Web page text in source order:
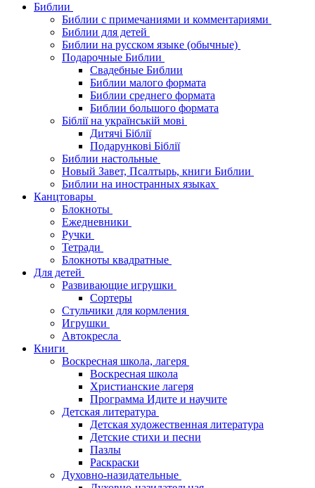
Библии
Библии с примечаниями и комментариями
Библии для детей
Библии на русском языке (обычные)
Подарочные Библии
Свадебные Библии
Библии малого формата
Библии среднего формата
Библии большого формата
Біблії на українській мові
Дитячі Біблії
Подарункові Біблії
Библии настольные
Новый Завет, Псалтырь, книги Библии
Библии на иностранных языках
Канцтовары
Блокноты
Ежедневники
Ручки
Тетради
Блокноты квадратные
Для детей
Развивающие игрушки
Сортеры
Стульчики для кормления
Игрушки
Автокресла
Книги
Воскресная школа, лагеря
Воскресная школа
Христианские лагеря
Программа Идите и научите
Детская литература
Детская художественная литература
Детские стихи и песни
Пазлы
Раскраски
Духовно-назидательные